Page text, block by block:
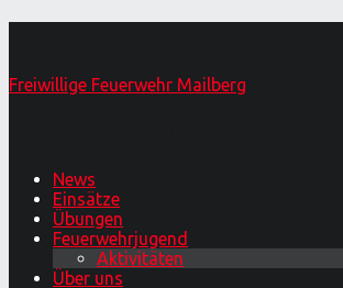
Freiwillige Feuerwehr Mailberg
News
Einsätze
Übungen
Feuerwehrjugend
Aktivitäten
Über uns